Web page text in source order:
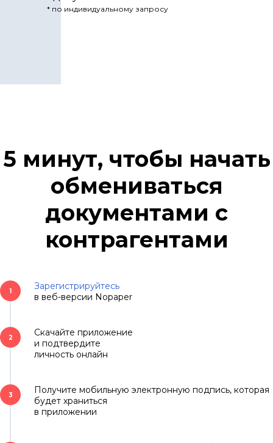
* по индивидуальному запросу
5 минут, чтобы начать
обмениваться
документами с
контрагентами
1
Зарегистрируйтесь
в веб-версии Nopaper
2
Скачайте приложение
и подтвердите
личность онлайн
3
Получите мобильную электронную подпись, которая
будет храниться
в приложении